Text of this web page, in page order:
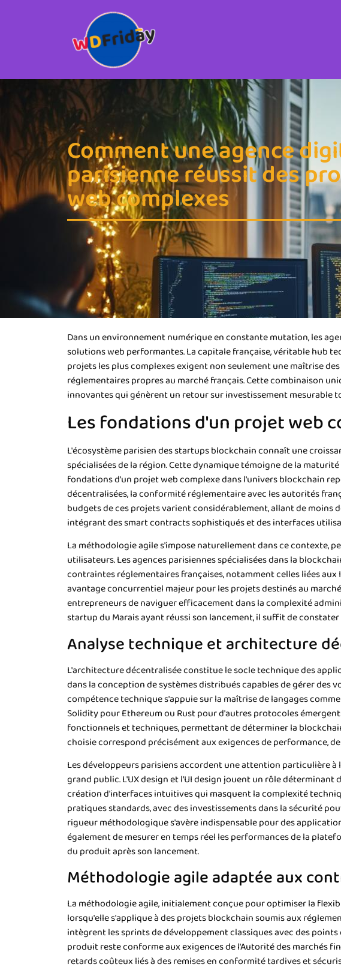
Comment une agence
parisienne réussit des
web complexes
Dans un environnement numérique en constante mutation, les
solutions web performantes. La capitale française, véritable hub
projets les plus complexes exigent non seulement une maîtrise
réglementaires propres au marché français. Cette combinaison
innovantes qui génèrent un retour sur investissement
Les fondations d'un projet web
L'écosystème parisien des startups blockchain connaît une
spécialisées de la région. Cette dynamique témoigne de la
fondations d'un projet web complexe dans l'univers blockchain
décentralisées, la conformité réglementaire avec les autorités
budgets de ces projets varient considérablement, allant de moins
intégrant des smart contracts sophistiqués et des interfaces
La méthodologie agile s'impose naturellement dans ce
utilisateurs. Les agences parisiennes spécialisées dans la
contraintes réglementaires françaises, notamment celles liées
avantage concurrentiel majeur pour les projets destinés au
entrepreneurs de naviguer efficacement dans la complexité
startup du Marais ayant réussi son lancement, il suffit de
Analyse technique et architecture
L'architecture décentralisée constitue le socle technique des
dans la conception de systèmes distribués capables de gérer
compétence technique s'appuie sur la maîtrise de langages
Solidity pour Ethereum ou Rust pour d'autres protocoles
fonctionnels et techniques, permettant de déterminer la
choisie correspond précisément aux exigences de performance,
Les développeurs parisiens accordent une attention particulière
grand public. L'UX design et l'UI design jouent un rôle
création d'interfaces intuitives qui masquent la complexité
pratiques standards, avec des investissements dans la sécurité
rigueur méthodologique s'avère indispensable pour des
également de mesurer en temps réel les performances de la
du produit après son lancement.
Méthodologie agile adaptée aux
La méthodologie agile, initialement conçue pour optimiser la
lorsqu'elle s'applique à des projets blockchain soumis aux
intègrent les sprints de développement classiques avec des
produit reste conforme aux exigences de l'Autorité des marchés
retards coûteux liés à des remises en conformité tardives et